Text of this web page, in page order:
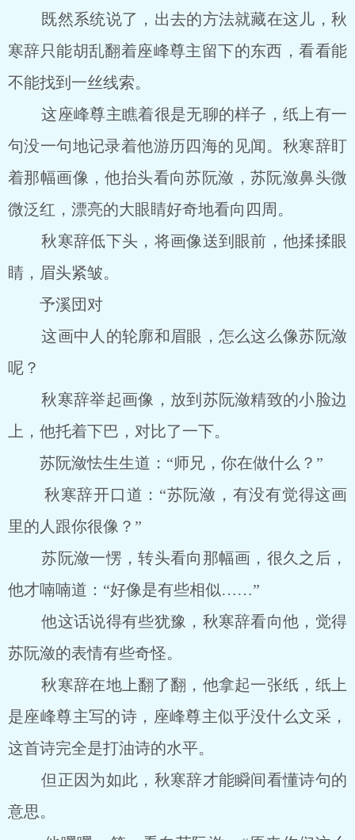
既然系统说了，出去的方法就藏在这儿，秋
寒辞只能胡乱翻着座峰尊主留下的东西，看看能
不能找到一丝线索。
这座峰尊主瞧着很是无聊的样子，纸上有一
句没一句地记录着他游历四海的见闻。秋寒辞盯
着那幅画像，他抬头看向苏阮潋，苏阮潋鼻头微
微泛红，漂亮的大眼睛好奇地看向四周。
秋寒辞低下头，将画像送到眼前，他揉揉眼
睛，眉头紧皱。
予溪団对
这画中人的轮廓和眉眼，怎么这么像苏阮潋
呢？
秋寒辞举起画像，放到苏阮潋精致的小脸边
上，他托着下巴，对比了一下。
苏阮潋怯生生道：“师兄，你在做什么？”
秋寒辞开口道：“苏阮潋，有没有觉得这画
里的人跟你很像？”
苏阮潋一愣，转头看向那幅画，很久之后，
他才喃喃道：“好像是有些相似……”
他这话说得有些犹豫，秋寒辞看向他，觉得
苏阮潋的表情有些奇怪。
秋寒辞在地上翻了翻，他拿起一张纸，纸上
是座峰尊主写的诗，座峰尊主似乎没什么文采，
这首诗完全是打油诗的水平。
但正因为如此，秋寒辞才能瞬间看懂诗句的
意思。